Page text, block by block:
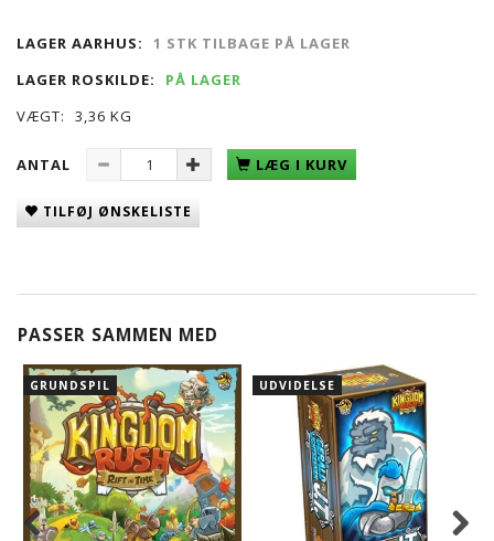
LAGER AARHUS:
1 STK TILBAGE PÅ LAGER
LAGER ROSKILDE:
PÅ LAGER
VÆGT:
3,36 KG
ANTAL LÆG I KURV
TILFØJ ØNSKELISTE
PASSER SAMMEN MED
GRUNDSPIL UDVIDELSE